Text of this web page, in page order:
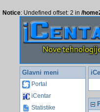
Notice: Undefined offset: 2 in /
Glavni meni
Portal
iCentar
Statistike